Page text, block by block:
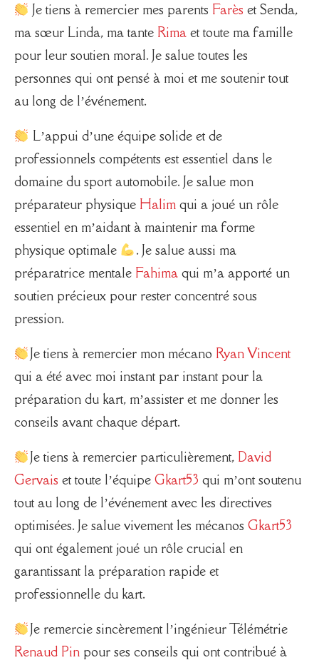
Je tiens à remercier mes parents Farès et Senda,
ma sœur Linda, ma tante Rima et toute ma famille
pour leur soutien moral. Je salue toutes les
personnes qui ont pensé à moi et me soutenir tout
au long de l’événement.
L’appui d’une équipe solide et de
professionnels compétents est essentiel dans le
domaine du sport automobile. Je salue mon
préparateur physique Halim qui a joué un rôle
essentiel en m’aidant à maintenir ma forme
physique optimale
. Je salue aussi ma
préparatrice mentale Fahima qui m’a apporté un
soutien précieux pour rester concentré sous
pression.
Je tiens à remercier mon mécano Ryan Vincent
qui a été avec moi instant par instant pour la
préparation du kart, m’assister et me donner les
conseils avant chaque départ.
Je tiens à remercier particulièrement, David
Gervais et toute l’équipe Gkart53 qui m’ont soutenu
tout au long de l’événement avec les directives
optimisées. Je salue vivement les mécanos Gkart53
qui ont également joué un rôle crucial en
garantissant la préparation rapide et
professionnelle du kart.
Je remercie sincèrement l’ingénieur Télémétrie
Renaud Pin pour ses conseils qui ont contribué à